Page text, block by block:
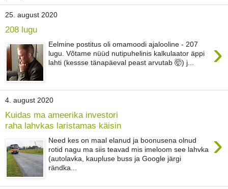
25. august 2020
208 lugu
›
Eelmine postitus oli omamoodi ajalooline - 207
lugu. Võtame nüüd nutipuhelinis kalkulaator äppi
lahti (kessse tänapäeval peast arvutab 🤯) j...
4. august 2020
Kuidas ma ameerika investori
raha lahvkas laristamas käisin
›
Need kes on maal elanud ja boonusena olnud
rotid nagu ma siis teavad mis imeloom see lahvka
(autolavka, kaupluse buss ja Google järgi
rändka...